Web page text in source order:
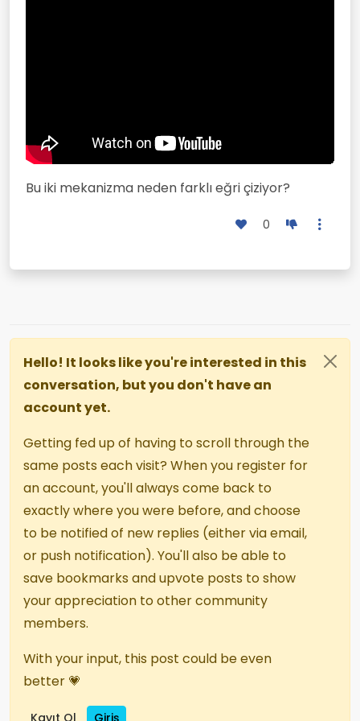
Bu iki mekanizma neden farklı eğri çiziyor?
0
Hello! It looks like you're interested in this
conversation, but you don't have an
account yet.
Getting fed up of having to scroll through the
same posts each visit? When you register for
an account, you'll always come back to
exactly where you were before, and choose
to be notified of new replies (either via email,
or push notification). You'll also be able to
save bookmarks and upvote posts to show
your appreciation to other community
members.
With your input, this post could be even
better 💗